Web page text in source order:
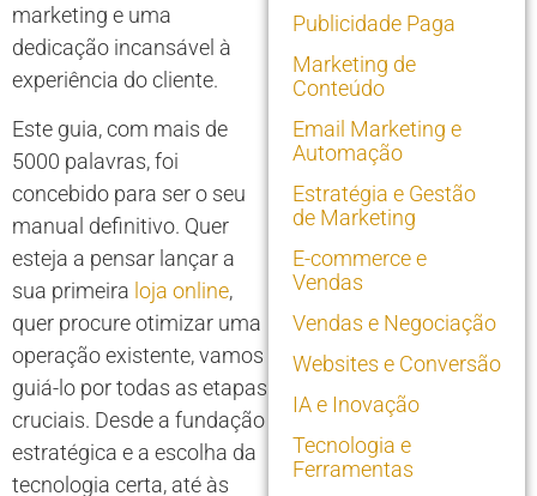
marketing e uma
dedicação incansável à
experiência do cliente.
Este guia, com mais de
5000 palavras, foi
concebido para ser o seu
manual definitivo. Quer
esteja a pensar lançar a
sua primeira loja online,
quer procure otimizar uma
operação existente, vamos
guiá-lo por todas as etapas
cruciais. Desde a fundação
estratégica e a escolha da
tecnologia certa, até às
Publicidade Paga
Marketing de
Conteúdo
Email Marketing e
Automação
Estratégia e Gestão
de Marketing
E-commerce e
Vendas
Vendas e Negociação
Websites e Conversão
IA e Inovação
Tecnologia e
Ferramentas